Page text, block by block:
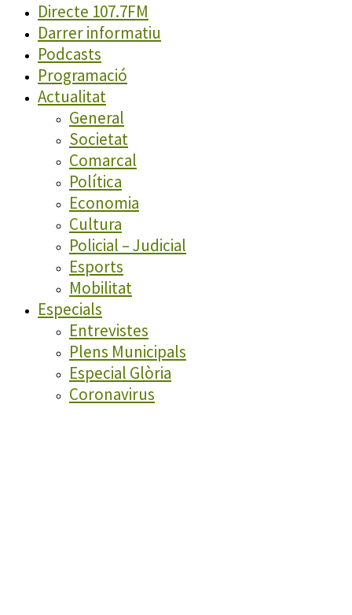
Directe 107.7FM
Darrer informatiu
Podcasts
Programació
Actualitat
General
Societat
Comarcal
Política
Economia
Cultura
Policial – Judicial
Esports
Mobilitat
Especials
Entrevistes
Plens Municipals
Especial Glòria
Coronavirus